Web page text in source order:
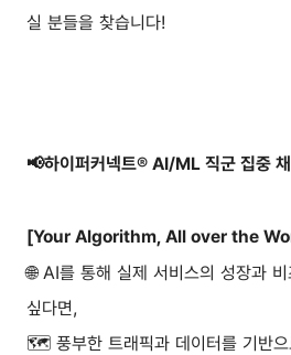
실 분들을 찾습니다!
📢하이퍼커넥트® AI/ML 직군 집중
[Your Algorithm, All over the
🌐 AI를 통해 실제 서비스의 성장과
싶다면,
🗺️ 풍부한 트래픽과 데이터를 기반으